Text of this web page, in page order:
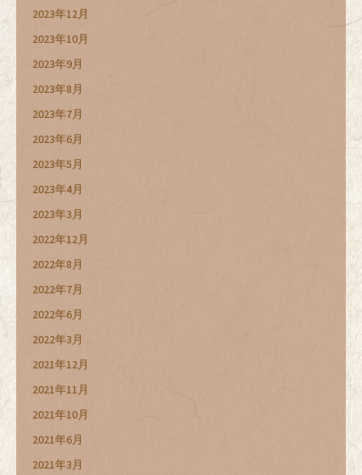
2023年12月
2023年10月
2023年9月
2023年8月
2023年7月
2023年6月
2023年5月
2023年4月
2023年3月
2022年12月
2022年8月
2022年7月
2022年6月
2022年3月
2021年12月
2021年11月
2021年10月
2021年6月
2021年3月